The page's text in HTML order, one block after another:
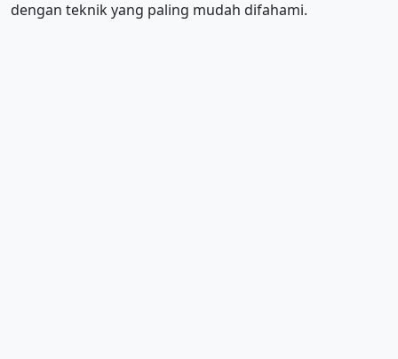
dengan teknik yang paling mudah difahami.